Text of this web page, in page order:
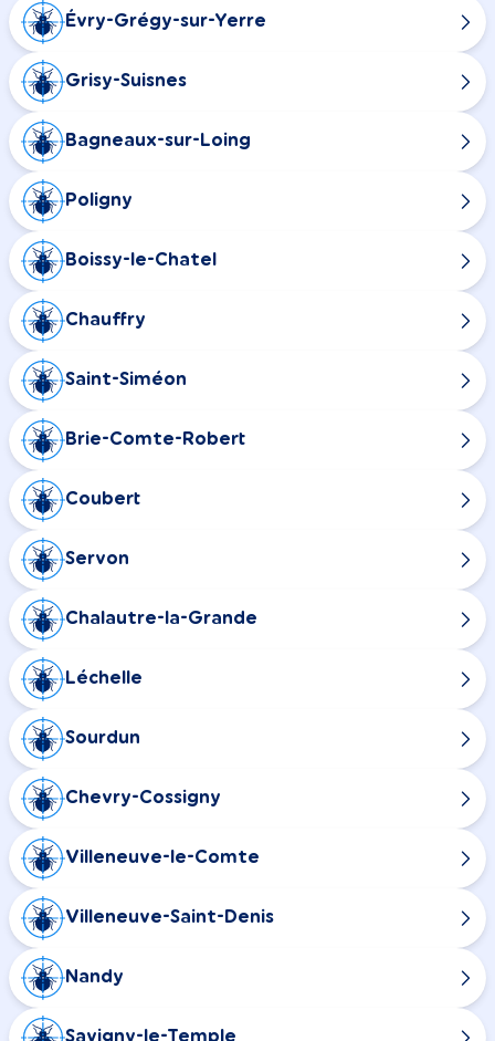
Évry-Grégy-sur-Yerre
Grisy-Suisnes
Bagneaux-sur-Loing
Poligny
Boissy-le-Chatel
Chauffry
Saint-Siméon
Brie-Comte-Robert
Coubert
Servon
Chalautre-la-Grande
Léchelle
Sourdun
Chevry-Cossigny
Villeneuve-le-Comte
Villeneuve-Saint-Denis
Nandy
Savigny-le-Temple